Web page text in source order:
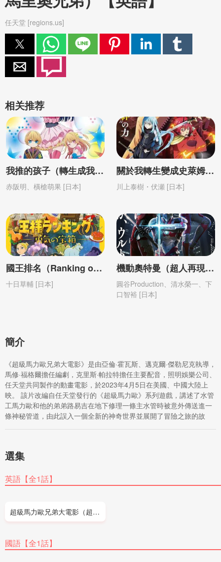
任天堂 [regions.us]
相关推荐
我推的孩子（轉生成我偶像的孩子）第1-3季（第3季更新中）【日語】
赤阪明、橫槍萌果 [日本]
關於我轉生變成史萊姆這檔事（關於我轉生後成爲史萊姆的那件事）紅蓮之絆篇【劇場版】【日語】
川上泰樹・伏瀬 [日本]
國王排名（Ranking of Kings）最新特別篇（附第1季）【日語】
十日草輔 [日本]
機動奧特曼（超人再現、超人力霸王） 第1季【日語】
圓谷Production、清水榮一、下
口智裕 [日本]
簡介
《超級馬力歐兄弟大電影》是由亞倫·霍瓦斯、邁克爾·傑勒尼克執導，
馬修·福格爾擔任編劇，克里斯·帕拉特擔任主要配音，照明娛樂公司、
任天堂共同製作的動畫電影，於2023年4月5日在美國、中國大陸上
映。 該片改編自任天堂發行的《超級馬力歐》系列遊戲，講述了水管
工馬力歐和他的弟弟路易吉在地下修理一條主水管時被意外傳送進一
條神秘管道，由此誤入一個全新的神奇世界並展開了冒險之旅的故
選集
英語【全1話】
超級馬力歐兄弟大電影（超級馬里奧兄弟）
國語【全1話】